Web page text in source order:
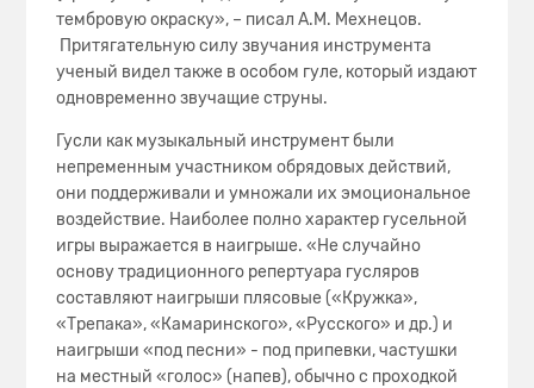
тембровую окраску», – писал А.М. Мехнецов.
Притягательную силу звучания инструмента
ученый видел также в особом гуле, который издают
одновременно звучащие струны.
Гусли как музыкальный инструмент были
непременным участником обрядовых действий,
они поддерживали и умножали их эмоциональное
воздействие. Наиболее полно характер гусельной
игры выражается в наигрыше. «Не случайно
основу традиционного репер­туара гусляров
составляют наигрыши плясовые («Кружка»,
«Трепака», «Кама­ринского», «Русского» и др.) и
наигрыши «под песни» - под припевки, частуш­ки
на местный «голос» (напев), обычно с проходкой